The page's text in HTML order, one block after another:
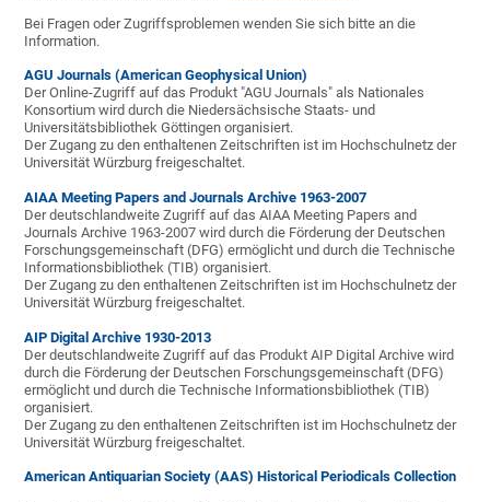
Bei Fragen oder Zugriffsproblemen wenden Sie sich bitte an die
Information.
AGU Journals (American Geophysical Union)
Der Online-Zugriff auf das Produkt "AGU Journals" als Nationales
Konsortium wird durch die Niedersächsische Staats- und
Universitätsbibliothek Göttingen organisiert.
Der Zugang zu den enthaltenen Zeitschriften ist im Hochschulnetz der
Universität Würzburg freigeschaltet.
AIAA Meeting Papers and Journals Archive 1963-2007
Der deutschlandweite Zugriff auf das AIAA Meeting Papers and
Journals Archive 1963-2007 wird durch die Förderung der Deutschen
Forschungsgemeinschaft (DFG) ermöglicht und durch die Technische
Informationsbibliothek (TIB) organisiert.
Der Zugang zu den enthaltenen Zeitschriften ist im Hochschulnetz der
Universität Würzburg freigeschaltet.
AIP Digital Archive 1930-2013
Der deutschlandweite Zugriff auf das Produkt AIP Digital Archive wird
durch die Förderung der Deutschen Forschungsgemeinschaft (DFG)
ermöglicht und durch die Technische Informationsbibliothek (TIB)
organisiert.
Der Zugang zu den enthaltenen Zeitschriften ist im Hochschulnetz der
Universität Würzburg freigeschaltet.
American Antiquarian Society (AAS)Historical Periodicals Collection